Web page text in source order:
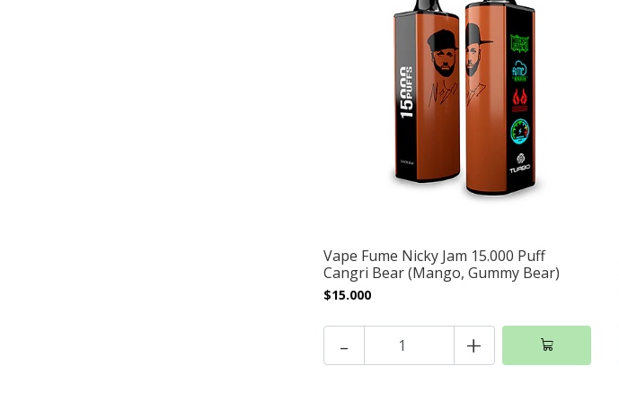
Vape Fume Nicky Jam 15.000 Puff
Cangri Bear (Mango, Gummy Bear)
$15.000
- +